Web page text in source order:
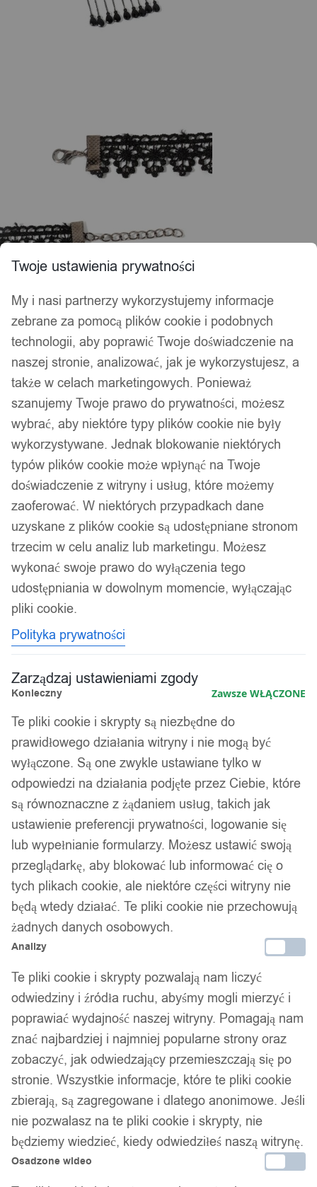
Twoje ustawienia prywatności
My i nasi partnerzy wykorzystujemy informacje
zebrane za pomocą plików cookie i podobnych
technologii, aby poprawić Twoje doświadczenie na
naszej stronie, analizować, jak je wykorzystujesz, a
także w celach marketingowych. Ponieważ
szanujemy Twoje prawo do prywatności, możesz
wybrać, aby niektóre typy plików cookie nie były
wykorzystywane. Jednak blokowanie niektórych
typów plików cookie może wpłynąć na Twoje
doświadczenie z witryny i usług, które możemy
zaoferować. W niektórych przypadkach dane
uzyskane z plików cookie są udostępniane stronom
trzecim w celu analiz lub marketingu. Możesz
wykonać swoje prawo do wyłączenia tego
udostępniania w dowolnym momencie, wyłączając
pliki cookie.
Polityka prywatności
Zarządzaj ustawieniami zgody
Konieczny Zawsze WŁĄCZONE
Te pliki cookie i skrypty są niezbędne do
prawidłowego działania witryny i nie mogą być
wyłączone. Są one zwykle ustawiane tylko w
odpowiedzi na działania podjęte przez Ciebie, które
są równoznaczne z żądaniem usług, takich jak
ustawienie preferencji prywatności, logowanie się
lub wypełnianie formularzy. Możesz ustawić swoją
przeglądarkę, aby blokować lub informować cię o
tych plikach cookie, ale niektóre części witryny nie
będą wtedy działać. Te pliki cookie nie przechowują
żadnych danych osobowych.
Analizy
Te pliki cookie i skrypty pozwalają nam liczyć
odwiedziny i źródła ruchu, abyśmy mogli mierzyć i
poprawiać wydajność naszej witryny. Pomagają nam
znać najbardziej i najmniej popularne strony oraz
zobaczyć, jak odwiedzający przemieszczają się po
stronie. Wszystkie informacje, które te pliki cookie
zbierają, są zagregowane i dlatego anonimowe. Jeśli
nie pozwalasz na te pliki cookie i skrypty, nie
będziemy wiedzieć, kiedy odwiedziłeś naszą witrynę.
Osadzone wideo